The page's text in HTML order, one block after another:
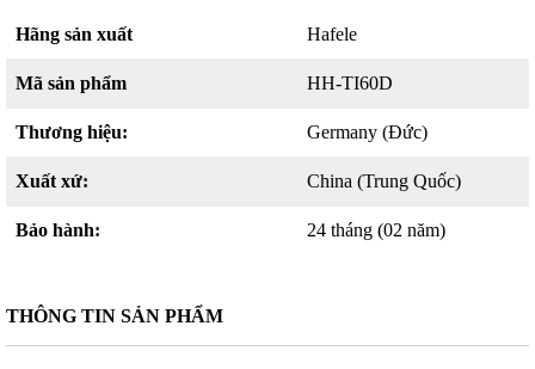
THÔNG TIN SẢN PHẨM
Hãng sản xuất Hafele
Mã sản phẩm HH-TI60D
Thương hiệu: Germany (Đức)
Xuất xứ: China (Trung Quốc)
Bảo hành: 24 tháng (02 năm)